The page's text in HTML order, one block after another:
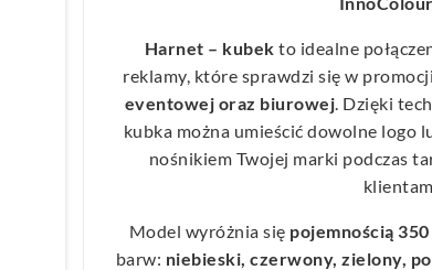
Harnet – kubek to idealne
reklamy, które sprawdzi się w
eventowej oraz biurowej. Dzięki
kubka można umieścić dowolne logo
nośnikiem Twojej marki podczas
Model wyróżnia się pojemnością
barw: niebieski, czerwony, zielony,